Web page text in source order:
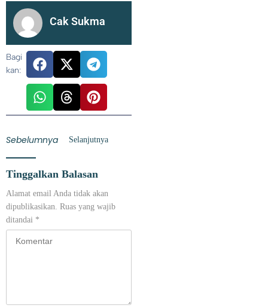
Cak Sukma
Bagi
kan:
Sebelumnya Selanjutnya
Tinggalkan Balasan
Alamat email Anda tidak akan
dipublikasikan. Ruas yang wajib
ditandai *